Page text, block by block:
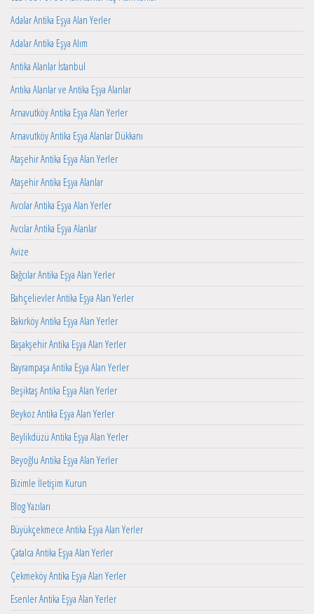
Adalar Antika Eşya Alan Yerler
Adalar Antika Eşya Alım
Antika Alanlar İstanbul
Antika Alanlar ve Antika Eşya Alanlar
Arnavutköy Antika Eşya Alan Yerler
Arnavutköy Antika Eşya Alanlar Dükkanı
Ataşehir Antika Eşya Alan Yerler
Ataşehir Antika Eşya Alanlar
Avcılar Antika Eşya Alan Yerler
Avcılar Antika Eşya Alanlar
Avize
Bağcılar Antika Eşya Alan Yerler
Bahçelievler Antika Eşya Alan Yerler
Bakırköy Antika Eşya Alan Yerler
Başakşehir Antika Eşya Alan Yerler
Bayrampaşa Antika Eşya Alan Yerler
Beşiktaş Antika Eşya Alan Yerler
Beykoz Antika Eşya Alan Yerler
Beylikdüzü Antika Eşya Alan Yerler
Beyoğlu Antika Eşya Alan Yerler
Bizimle İletişim Kurun
Blog Yazıları
Büyükçekmece Antika Eşya Alan Yerler
Çatalca Antika Eşya Alan Yerler
Çekmeköy Antika Eşya Alan Yerler
Esenler Antika Eşya Alan Yerler